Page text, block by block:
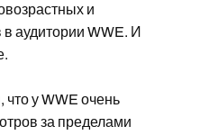
и
аудитории WWE. И
у WWE очень
за пределами